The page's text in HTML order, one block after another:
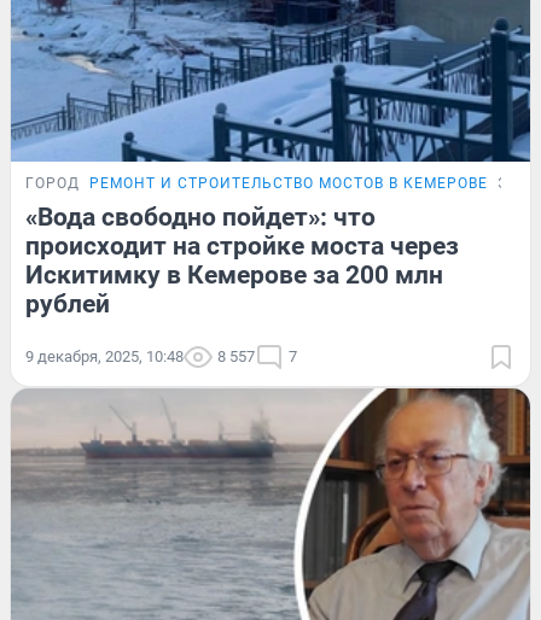
ГОРОД РЕМОНТ И СТРОИТЕЛЬСТВО МОСТОВ В КЕМЕРОВЕ
«Вода свободно пойдет»: что
происходит на стройке моста через
Искитимку в Кемерове за 200 млн
рублей
9 декабря, 2025, 10:48 8 557 7